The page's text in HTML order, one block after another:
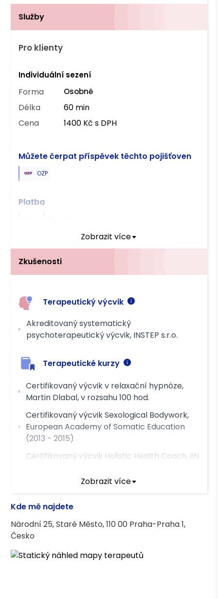
Služby
Pro klienty
Individuální sezení
Forma Osobně
Délka
60 min
Cena
1400 Kč s DPH
Můžete čerpat příspěvek těchto pojišťoven
OZP
Platba
Zobrazit více
Zkušenosti
Terapeutický výcvik
Akreditovaný systematický
psychoterapeutický výcvik, INSTEP s.r.o.
Terapeutické kurzy
Certifikovaný výcvik v relaxační hypnóze,
Martin Dlabal, v rozsahu 100 hod.
Certifikovaný výcvik Sexological Bodywork,
European Academy of Somatic Education
(2013 - 2015)
Certifikovaný výcvik Holistic Health Coach, IIN
medicíny
Česká asociace pro psychoterapii (ČAP)
Zobrazit více
Kde mě najdete
Národní 25, Staré Město, 110 00 Praha-Praha 1,
Česko